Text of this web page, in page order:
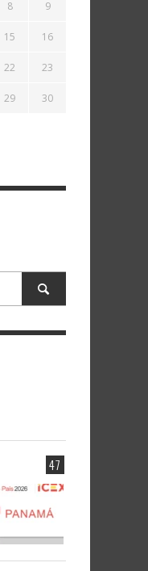
8 9
15 16
22 23
29 30
47